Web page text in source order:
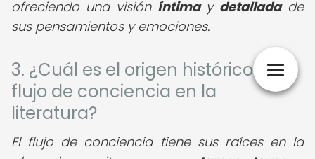
ofreciendo una visión íntimay detalladade
sus pensamientos y emociones.
3. ¿Cuál es el origen histórico del
flujo de conciencia en la
literatura?
El flujo de conciencia tiene sus raíces en la